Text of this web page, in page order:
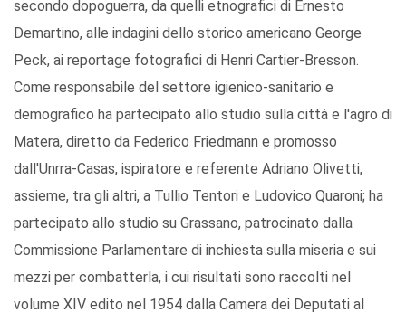
secondo dopoguerra, da quelli etnografici di Ernesto
Demartino, alle indagini dello storico americano George
Peck, ai reportage fotografici di Henri Cartier-Bresson.
Come responsabile del settore igienico-sanitario e
demografico ha partecipato allo studio sulla città e l'agro di
Matera, diretto da Federico Friedmann e promosso
dall'Unrra-Casas, ispiratore e referente Adriano Olivetti,
assieme, tra gli altri, a Tullio Tentori e Ludovico Quaroni; ha
partecipato allo studio su Grassano, patrocinato dalla
Commissione Parlamentare di inchiesta sulla miseria e sui
mezzi per combatterla, i cui risultati sono raccolti nel
volume XIV edito nel 1954 dalla Camera dei Deputati al